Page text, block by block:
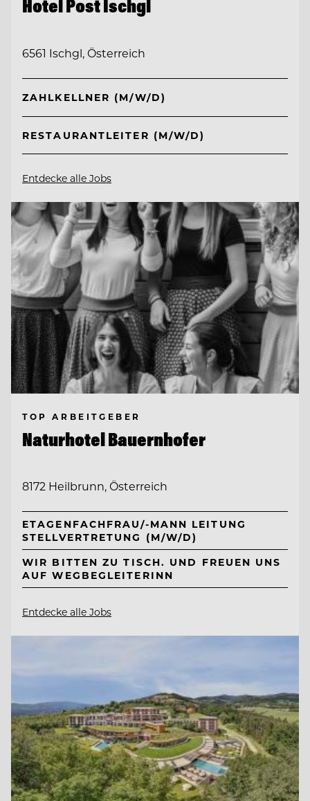
Hotel Post Ischgl
6561 Ischgl, Österreich
ZAHLKELLNER (M/W/D)
RESTAURANTLEITER (M/W/D)
Entdecke alle Jobs
TOP ARBEITGEBER
Naturhotel Bauernhofer
8172 Heilbrunn, Österreich
ETAGENFACHFRAU/-MANN LEITUNG
STELLVERTRETUNG (M/W/D)
WIR BITTEN ZU TISCH. UND FREUEN UNS
AUF WEGBEGLEITERINN
Entdecke alle Jobs